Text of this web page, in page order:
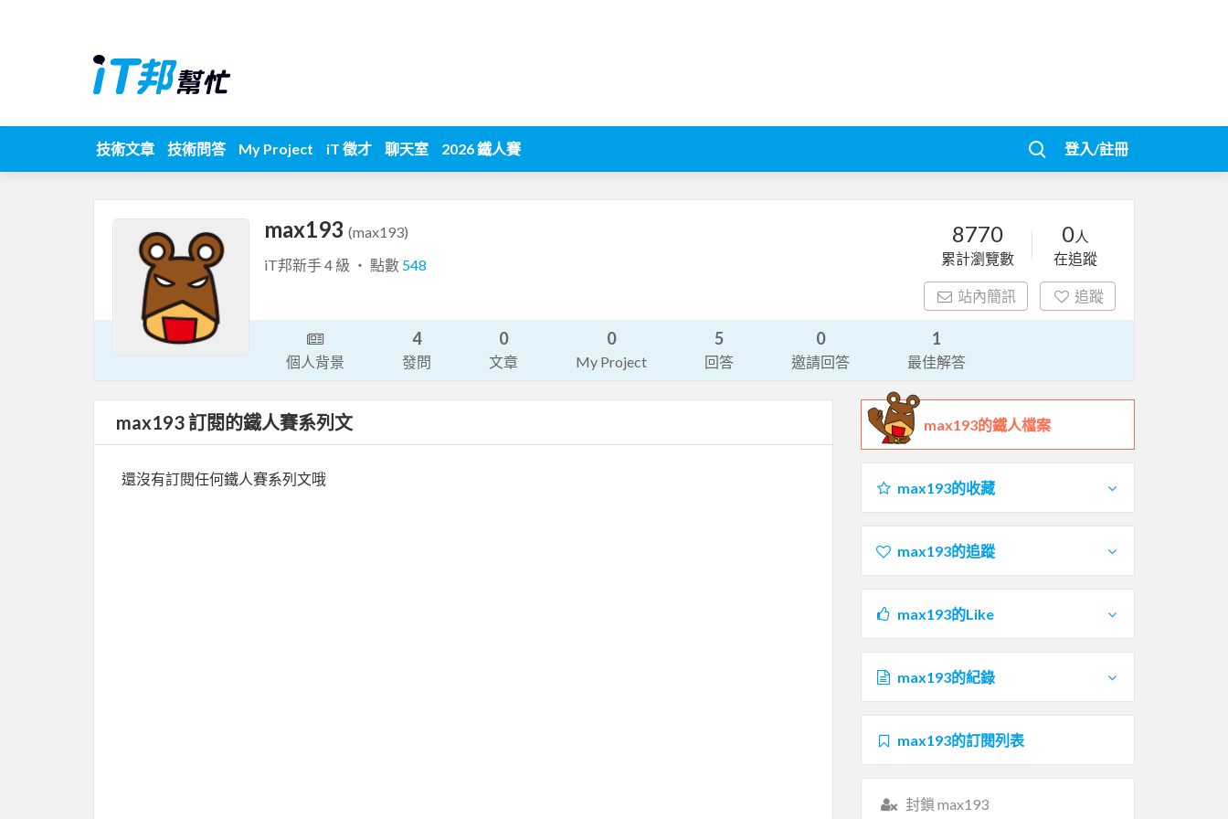
技術文章 技術問答 My Project iT 徵才 聊天室 2026 鐵人賽 登入/註冊
max193 (max193)
iT邦新手 4 級 ‧ 點數 548
8770
累計瀏覽數
0人
在追蹤
站內簡訊 追蹤
個人背景
4
發問
0
文章
0
My Project
5
回答
0
邀請回答
1
最佳解答
max193 訂閱的鐵人賽系列文
還沒有訂閱任何鐵人賽系列文哦
max193的鐵人檔案
max193的收藏
max193的追蹤
max193的Like
max193的紀錄
max193的訂閱列表
封鎖 max193